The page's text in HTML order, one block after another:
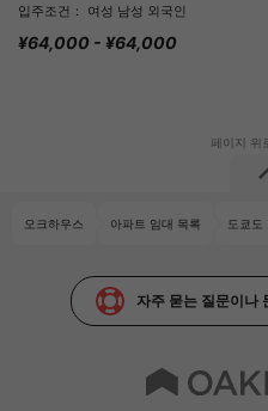
입주조건： 여성 남성 외국인
¥64,000 - ¥64,000
오크하우스 아파트 임대 목록 도쿄도
자주 묻는 질문이나